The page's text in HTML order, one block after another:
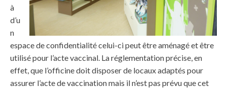
à
d’u
n
espace de confidentialité celui-ci peut être aménagé et être
utilisé pour l’acte vaccinal. La réglementation précise, en
effet, que l’officine doit disposer de locaux adaptés pour
assurer l’acte de vaccination mais il n’est pas prévu que cet